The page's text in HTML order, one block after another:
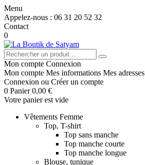
Menu
Appelez-nous : 06 31 20 52 32
Contact
0
Mon compte Connexion
Mon compte Mes informations Mes adresses
Connexion ou Créer un compte
0 Panier 0,00 €
Votre panier est vide
Vêtements Femme
Top, T-shirt
Top sans manche
Top manche courte
Top manche longue
Blouse, tunique